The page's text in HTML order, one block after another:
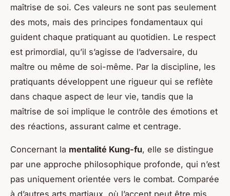
maîtrise de soi. Ces valeurs ne sont pas seulement
des mots, mais des principes fondamentaux qui
guident chaque pratiquant au quotidien. Le respect
est primordial, qu’il s’agisse de l’adversaire, du
maître ou même de soi-même. Par la discipline, les
pratiquants développent une rigueur qui se reflète
dans chaque aspect de leur vie, tandis que la
maîtrise de soi implique le contrôle des émotions et
des réactions, assurant calme et centrage.
Concernant la mentalité Kung-fu, elle se distingue
par une approche philosophique profonde, qui n’est
pas uniquement orientée vers le combat. Comparée